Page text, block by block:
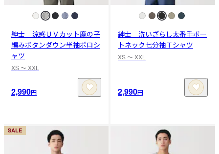
紳士 涼感ＵＶカット鹿の子
編みボタンダウン半袖ポロシ
ャツ
XS 〜 XXL
2,990円
紳士 洗いざらし太番手ボー
トネック七分袖Ｔシャツ
XS 〜 XXL
2,990円
SALE